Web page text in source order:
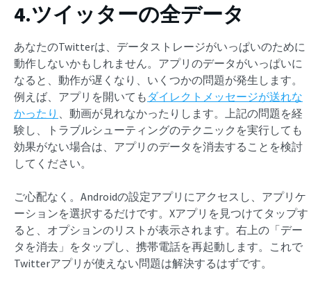
4.ツイッターの全データ
あなたのTwitterは、データストレージがいっぱいのために
動作しないかもしれません。アプリのデータがいっぱいに
なると、動作が遅くなり、いくつかの問題が発生します。
例えば、アプリを開いても ダイレクトメッセージが送れな
かったり 、動画が見れなかったりします。上記の問題を経
験し、トラブルシューティングのテクニックを実行しても
効果がない場合は、アプリのデータを消去することを検討
してください。
ご心配なく。Androidの設定アプリにアクセスし、アプリケ
ーションを選択するだけです。Xアプリを見つけてタップす
ると、オプションのリストが表示されます。右上の「デー
タを消去」をタップし、携帯電話を再起動します。これで
Twitterアプリが使えない問題は解決するはずです。